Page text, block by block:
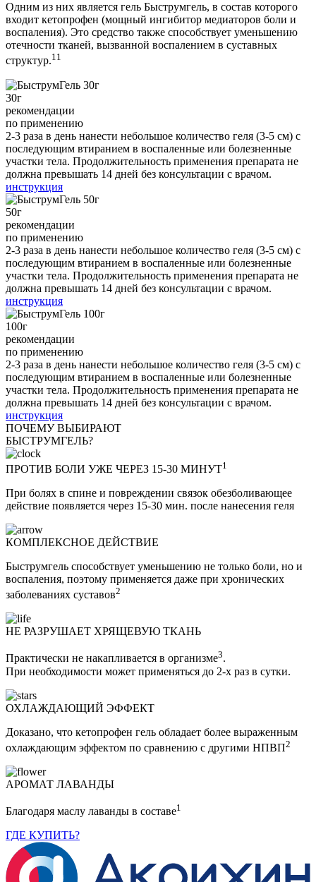
Одним из них является гель Быструмгель, в состав которого
входит кетопрофен (мощный ингибитор медиаторов боли и
воспаления). Это средство также способствует уменьшению
отечности тканей, вызванной воспалением в суставных
структур.11
30г
рекомендации
по применению
2-3 раза в день нанести небольшое количество геля (3-5 см) c
последующим втиранием в воспаленные или болезненные
участки тела. Продолжительность применения препарата не
должна превышать 14 дней без консультации с врачом.
инструкция
50г
рекомендации
по применению
2-3 раза в день нанести небольшое количество геля (3-5 см) c
последующим втиранием в воспаленные или болезненные
участки тела. Продолжительность применения препарата не
должна превышать 14 дней без консультации с врачом.
инструкция
100г
рекомендации
по применению
2-3 раза в день нанести небольшое количество геля (3-5 см) c
последующим втиранием в воспаленные или болезненные
участки тела. Продолжительность применения препарата не
должна превышать 14 дней без консультации с врачом.
инструкция
ПОЧЕМУ ВЫБИРАЮТ
БЫСТРУМГЕЛЬ?
ПРОТИВ БОЛИ УЖЕ ЧЕРЕЗ 15-30 МИНУТ1
При болях в спине и повреждении связок обезболивающее
действие появляется через 15-30 мин. после нанесения геля
КОМПЛЕКСНОЕ ДЕЙСТВИЕ
Быструмгель способствует уменьшению не только боли, но и
воспаления, поэтому применяется даже при хронических
заболеваниях суставов2
НЕ РАЗРУШАЕТ ХРЯЩЕВУЮ ТКАНЬ
Практически не накапливается в организме3.
При необходимости может применяться до 2-х раз в сутки.
ОХЛАЖДАЮЩИЙ ЭФФЕКТ
Доказано, что кетопрофен гель обладает более выраженным
охлаждающим эффектом по сравнению с другими НПВП2
АРОМАТ ЛАВАНДЫ
Благодаря маслу лаванды в составе1
ГДЕ КУПИТЬ?